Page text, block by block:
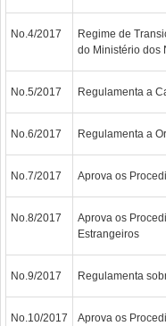
No.4/2017
Regime de
do Ministério dos
No.5/2017 Regulamenta a
No.6/2017 Regulamenta a
No.7/2017 Aprova os
No.8/2017
Aprova os
Estrangeiros
No.9/2017 Regulamenta
No.10/2017
Aprova os